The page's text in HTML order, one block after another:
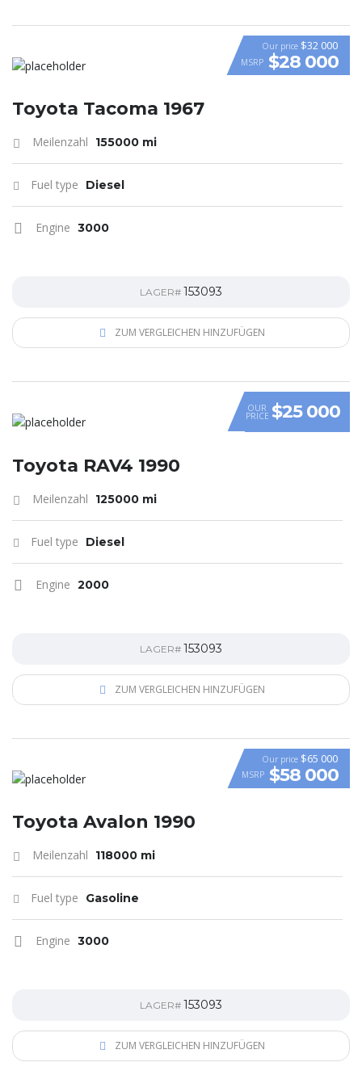
Our price $32 000
MSRP $28 000
Toyota Tacoma 1967
Meilenzahl 155000 mi
Fuel type Diesel
Engine 3000
LAGER# 153093
ZUM VERGLEICHEN HINZUFÜGEN
OUR
PRICE $25 000
Toyota RAV4 1990
Meilenzahl 125000 mi
Fuel type Diesel
Engine 2000
LAGER# 153093
ZUM VERGLEICHEN HINZUFÜGEN
VIDEO
Our price $65 000
MSRP $58 000
Toyota Avalon 1990
Meilenzahl 118000 mi
Fuel type Gasoline
Engine 3000
LAGER# 153093
ZUM VERGLEICHEN HINZUFÜGEN